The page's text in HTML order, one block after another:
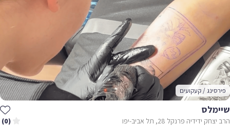
פירסינג / קעקועים
שיימלס
הרב יצחק ידידיה פרנקל 28, תל אביב-יפו (0)